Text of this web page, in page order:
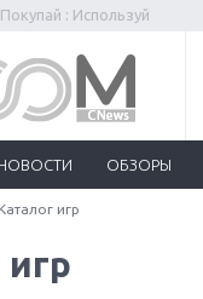
: Используй
ОБЗОРЫ
Каталог игр
игр